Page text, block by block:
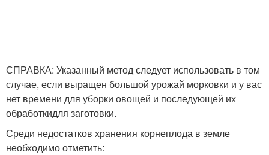
СПРАВКА: Указанный метод следует использовать в том
случае, если выращен большой урожай морковки и у вас
нет времени для уборки овощей и последующей их
обработкидля заготовки.
Среди недостатков хранения корнеплода в земле
необходимо отметить: